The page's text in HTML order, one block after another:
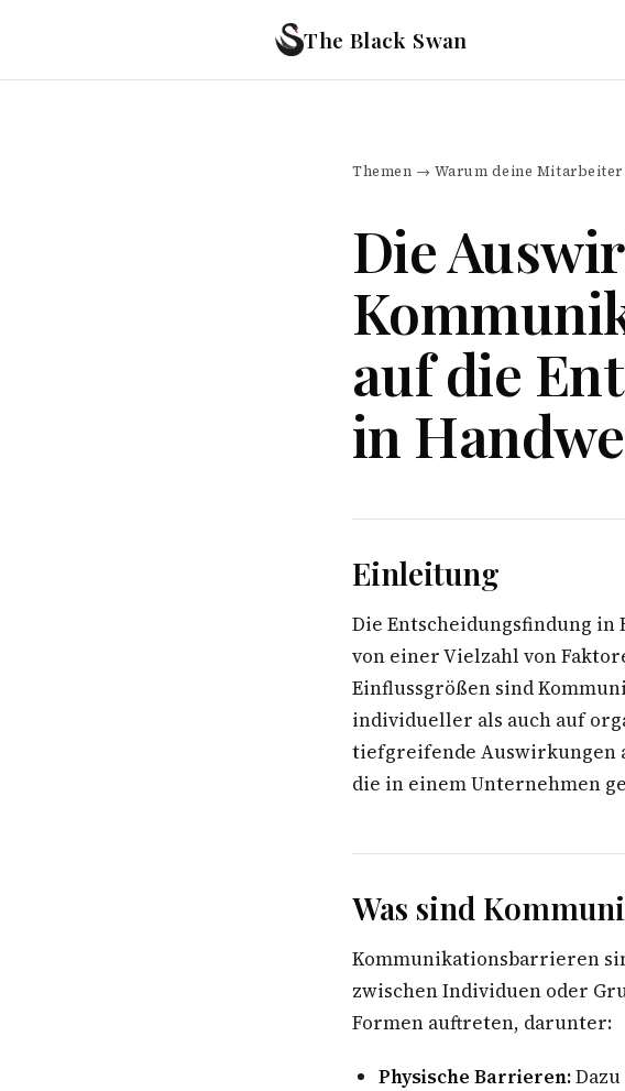
The Black Swan
Themen → Warum deine
Die
auf die
in
Einleitung
Die Entscheidungsfindung
von einer Vielzahl von
Einflussgrößen sind
individueller als auch auf
tiefgreifende Auswirkungen
die in einem Unternehmen
Was sind
Kommunikationsbarrieren
zwischen Individuen oder
Formen auftreten, darunter:
Physische Barrieren: